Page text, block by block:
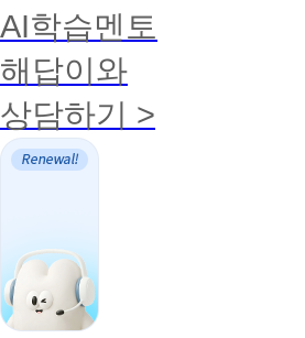
AI학습멘토
해답이와
상담하기 >